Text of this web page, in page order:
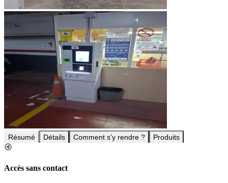
Résumé Détails Comment s'y rendre ? Produits
Accès sans contact